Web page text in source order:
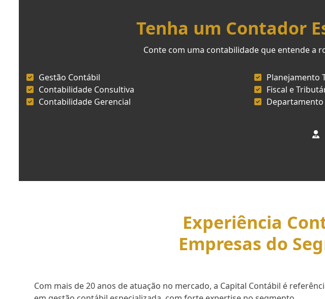
Tenha um Contador
Conte com uma contabilidade que entende a
Gestão Contábil
Contabilidade Consultiva
Contabilidade Gerencial
Planejamento
Fiscal e
Departamento
Experiência
Empresas do
Com mais de 20 anos de atuação no mercado, a Capital Contábil é